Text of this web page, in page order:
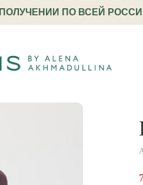
ПО ВСЕЙ